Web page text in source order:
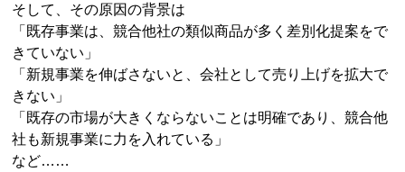
そして、その原因の背景は
「既存事業は、競合他社の類似商品が多く差別化提案をで
きていない」
「新規事業を伸ばさないと、会社として売り上げを拡大で
きない」
「既存の市場が大きくならないことは明確であり、競合他
社も新規事業に力を入れている」
など……